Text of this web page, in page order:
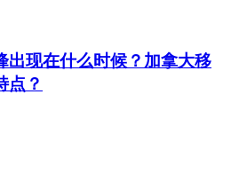
出现在什么时候？加拿大移
点？